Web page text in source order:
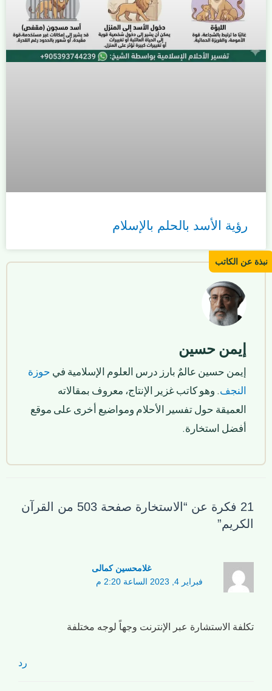
رؤية الأسد بالحلم بالإسلام
إيمن حسين
إيمن حسين عالمٌ بارز درس العلوم الإسلامية في حوزة
النجف. وهو كاتب غزير الإنتاج، معروف بمقالاته
العميقة حول تفسير الأحلام ومواضيع أخرى على موقع
أفضل استخارة.
21 فكرة عن “الاستخارة صفحة 503 من القرآن
الكريم”
غلامحسین کمالی
فبراير 4, 2023 الساعة 2:20 م
تكلفة الاستشارة عبر الإنترنت وجهاً لوجه مختلفة
رد